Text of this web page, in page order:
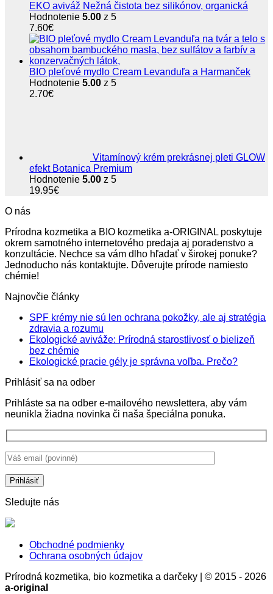
EKO aviváž Nežná čistota bez silikónov, organická
Hodnotenie 5.00 z 5
7.60€
BIO pleťové mydlo Cream Levanduľa a Harmanček
Hodnotenie 5.00 z 5
2.70€
Vitamínový krém prekrásnej pleti GLOW
efekt Botanica Premium
Hodnotenie 5.00 z 5
19.95€
O nás
Prírodna kozmetika a BIO kozmetika a-ORIGINAL poskytuje
okrem samotného internetového predaja aj poradenstvo a
konzultácie. Nechce sa vám dlho hľadať v širokej ponuke?
Jednoducho nás kontaktujte. Dôverujte prírode namiesto
chémie!
Najnovčie články
SPF krémy nie sú len ochrana pokožky, ale aj stratégia
zdravia a rozumu
komentáre
SPF
len
ochrana
Ekologické aviváže: Prírodná starostlivosť o bielizeň
bez chémieŽiadne
komentáre
Ekologické
Prírodná
starostlivosť
Ekologické pracie gély je správna voľba. Prečo?Žiadne
pracie
Prihlásiť sa na odber
Prihláste sa na odber e-mailového newslettera, aby vám
neunikla žiadna novinka či naša špeciálna ponuka.
Sledujte nás
Obchodné podmienky
Ochrana osobných údajov
Prírodná kozmetika, bio kozmetika a darčeky | © 2015 - 2026
a-original